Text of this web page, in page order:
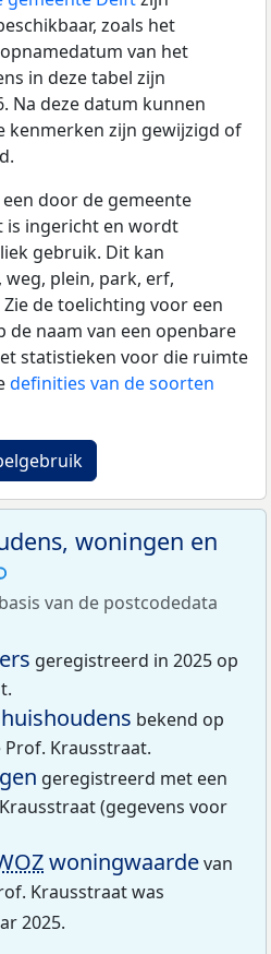
zoals het
van het
in deze tabel zijn
Na deze datum kunnen
kenmerken zijn gewijzigd of
door de gemeente
is ingericht en wordt
gebruik. Dit kan
plein, park, erf,
de toelichting voor een
de naam van een openbare
statistieken voor die ruimte
definities van de soorten
woningen en
van de postcodedata
geregistreerd in 2025 op
bekend op
Prof. Krausstraat.
geregistreerd met een
(gegevens voor
woningwaardevan
Krausstraat was
2025.